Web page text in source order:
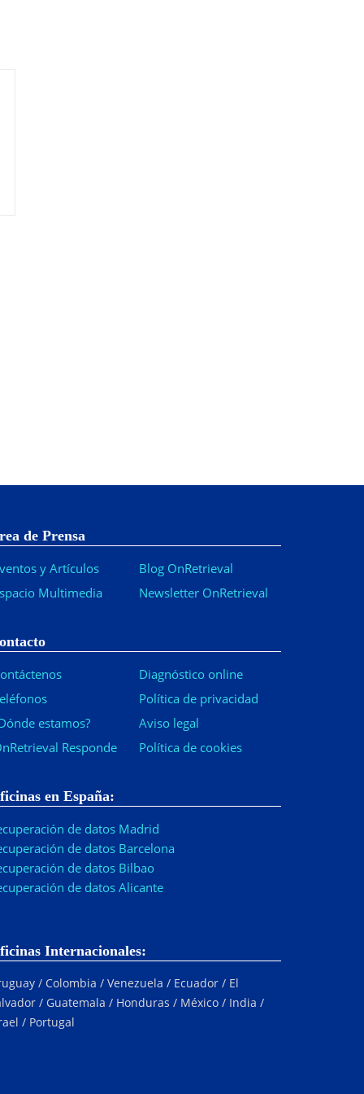
de Prensa
y Artículos
Multimedia
Blog OnRetrieval
Newsletter OnRetrieval
estamos?
Responde
Diagnóstico online
Política de privacidad
Aviso legal
Política de cookies
en España:
de datos Madrid
de datos Barcelona
de datos Bilbao
de datos Alicante
Internacionales:
/ Colombia / Venezuela / Ecuador / El
/ Guatemala / Honduras / México / India /
/ Portugal